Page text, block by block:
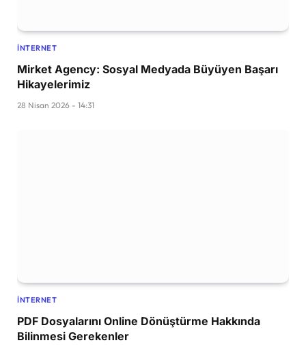
İNTERNET
Mirket Agency: Sosyal Medyada Büyüyen Başarı
Hikayelerimiz
28 Nisan 2026 - 14:31
İNTERNET
PDF Dosyalarını Online Dönüştürme Hakkında
Bilinmesi Gerekenler